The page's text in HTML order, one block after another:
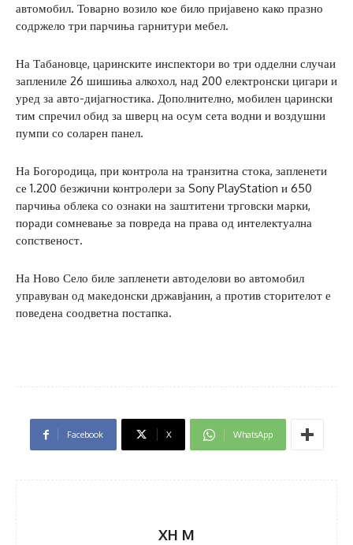
автомобил. Товарно возило кое било пријавено како празно
содржело три парчиња гарнитури мебел.
На Табановце, царинските инспектори во три одделни случаи
заплениле 26 шишиња алкохол, над 200 електронски цигари и
уред за авто-дијагностика. Дополнително, мобилен царински
тим спречил обид за шверц на осум сета водни и воздушни
пумпи со соларен панел.
На Богородица, при контрола на транзитна стока, запленети
се 1.200 безжични контролери за Sony PlayStation и 650
парчиња облека со ознаки на заштитени трговски марки,
поради сомневање за повреда на права од интелектуална
сопственост.
На Ново Село биле запленети автоделови во автомобил
управуван од македонски државјанин, а против сторителот е
поведена соодветна постапка.
Facebook X WhatsApp
XH M